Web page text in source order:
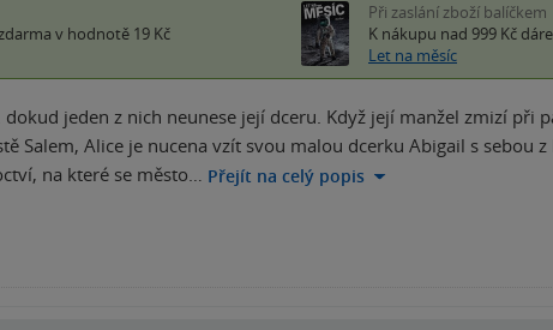
v hodnotě 19 Kč
Při zaslání zboží balíčkem
K nákupu nad 999 Kč
Let na měsíc
jeden z nich neunese její dceru. Když její manžel zmizí při
Salem, Alice je nucena vzít svou malou dcerku Abigail s sebou
na které se město… Přejít na celý popis